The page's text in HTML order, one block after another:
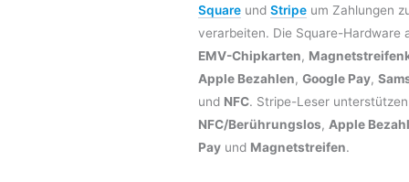
Square und Stripe um Zahlungen
verarbeiten. Die Square-Hardware
EMV-Chipkarten,
Apple Bezahlen, Google Pay,
und NFC. Stripe-Leser
NFC/Berührungslos, Apple
Pay und Magnetstreifen.